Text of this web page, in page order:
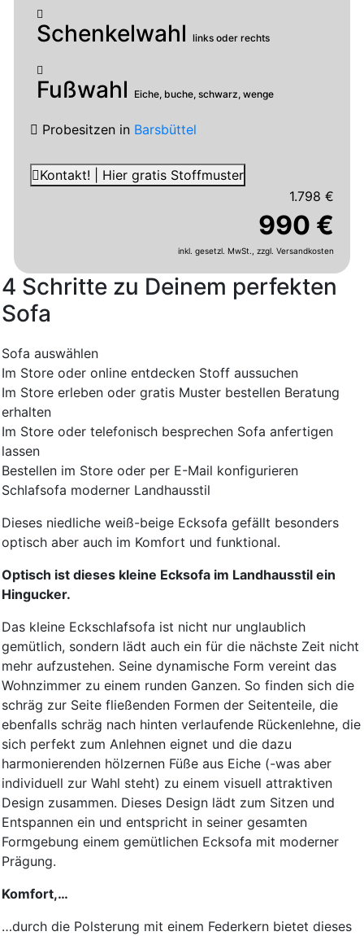
Schenkelwahl links oder rechts
Fußwahl Eiche, buche, schwarz, wenge
Probesitzen in Barsbüttel
Kontakt! | Hier gratis Stoffmuster
1.798 €
990 €
inkl. gesetzl. MwSt., zzgl. Versandkosten
4 Schritte zu Deinem perfekten
Sofa
Sofa auswählen
Im Store oder online entdecken Stoff aussuchen
Im Store erleben oder gratis Muster bestellen Beratung
erhalten
Im Store oder telefonisch besprechen Sofa anfertigen
lassen
Bestellen im Store oder per E-Mail konfigurieren
Schlafsofa moderner Landhausstil
Dieses niedliche weiß-beige Ecksofa gefällt besonders
optisch aber auch im Komfort und funktional.
Optisch ist dieses kleine Ecksofa im Landhausstil ein
Hingucker.
Das kleine Eckschlafsofa ist nicht nur unglaublich
gemütlich, sondern lädt auch ein für die nächste Zeit nicht
mehr aufzustehen. Seine dynamische Form vereint das
Wohnzimmer zu einem runden Ganzen. So finden sich die
schräg zur Seite fließenden Formen der Seitenteile, die
ebenfalls schräg nach hinten verlaufende Rückenlehne, die
sich perfekt zum Anlehnen eignet und die dazu
harmonierenden hölzernen Füße aus Eiche (-was aber
individuell zur Wahl steht) zu einem visuell attraktiven
Design zusammen. Dieses Design lädt zum Sitzen und
Entspannen ein und entspricht in seiner gesamten
Formgebung einem gemütlichen Ecksofa mit moderner
Prägung.
Komfort,…
…durch die Polsterung mit einem Federkern bietet dieses